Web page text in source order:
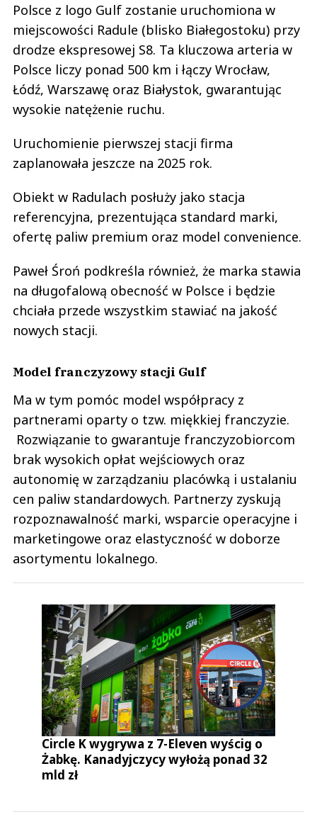
Polsce z logo Gulf zostanie uruchomiona w
miejscowości Radule (blisko Białegostoku) przy
drodze ekspresowej S8. Ta kluczowa arteria w
Polsce liczy ponad 500 km i łączy Wrocław,
Łódź, Warszawę oraz Białystok, gwarantując
wysokie natężenie ruchu.
Uruchomienie pierwszej stacji firma
zaplanowała jeszcze na 2025 rok.
Obiekt w Radulach posłuży jako stacja
referencyjna, prezentująca standard marki,
ofertę paliw premium oraz model convenience.
Paweł Śroń podkreśla również, że marka stawia
na długofalową obecność w Polsce i będzie
chciała przede wszystkim stawiać na jakość
nowych stacji.
Model franczyzowy stacji Gulf
Ma w tym pomóc model współpracy z
partnerami oparty o tzw. miękkiej franczyzie.
Rozwiązanie to gwarantuje franczyzobiorcom
brak wysokich opłat wejściowych oraz
autonomię w zarządzaniu placówką i ustalaniu
cen paliw standardowych. Partnerzy zyskują
rozpoznawalność marki, wsparcie operacyjne i
marketingowe oraz elastyczność w doborze
asortymentu lokalnego.
Circle K wygrywa z 7-Eleven wyścig o
Żabkę. Kanadyjczycy wyłożą ponad 32
mld zł